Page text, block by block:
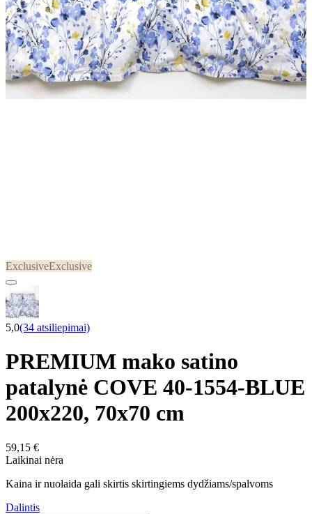
ExclusiveExclusive
5,0(34 atsiliepimai)
PREMIUM mako satino
patalynė COVE 40-1554-BLUE
200x220, 70x70 cm
59,15 €
Laikinai nėra
Kaina ir nuolaida gali skirtis skirtingiems dydžiams/spalvoms
Dalintis